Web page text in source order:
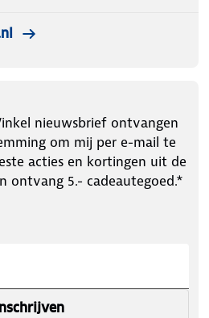
nieuwsbrief ontvangen
om mij per e-mail te
acties en kortingen uit de
ontvang 5.- cadeautegoed.*